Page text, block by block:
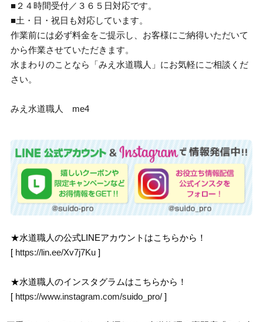
■２４時間受付／３６５日対応です。
■土・日・祝日も対応しています。
作業前には必ず料金をご提示し、お客様にご納得いただいて
から作業させていただきます。
水まわりのことなら「みえ水道職人」にお気軽にご相談くだ
さい。
みえ水道職人 me4
★水道職人の公式LINEアカウントはこちらから！
[ https://lin.ee/Xv7j7Ku ]
★水道職人のインスタグラムはこちらから！
[ https://www.instagram.com/suido_pro/ ]